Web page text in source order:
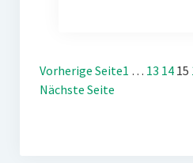
Vorherige Seite1 … 13 14 15
Nächste Seite